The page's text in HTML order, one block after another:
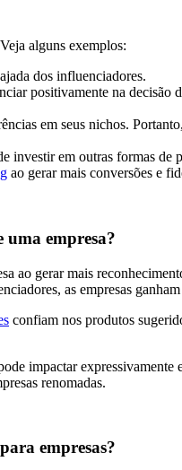
alguns exemplos:
dos influenciadores.
positivamente na
em seus nichos.
em outras formas de
ao gerar mais conversões e
empresa?
ao gerar mais
as empresas
confiam nos produtos
impactar expressivamente
renomadas.
empresas?